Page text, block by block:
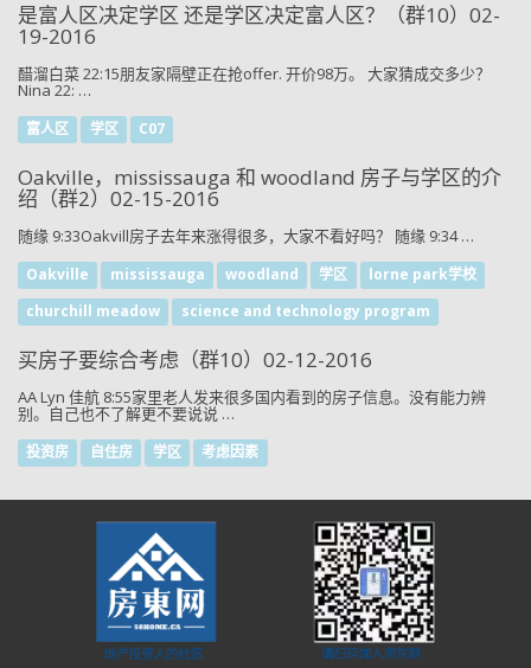
是富人区决定学区 还是学区决定富人区？（群10）02-
19-2016
醋溜白菜 22:15朋友家隔壁正在抢offer. 开价98万。 大家猜成交多少？
Nina 22: …
富人区 学区 C07
Oakville，mississauga 和 woodland 房子与学区的介
绍（群2）02-15-2016
随缘 9:33Oakvill房子去年来涨得很多，大家不看好吗？ 随缘 9:34 …
Oakville mississauga woodland 学区
lorne park学校
churchill meadow
science and technology program
买房子要综合考虑（群10）02-12-2016
AA Lyn 佳航 8:55家里老人发来很多国内看到的房子信息。没有能力辨
别。自己也不了解更不要说说 …
投资房 自住房 学区 考虑因素